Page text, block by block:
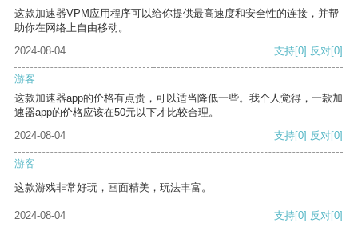
这款加速器VPM应用程序可以给你提供最高速度和安全性的连接，并帮
助你在网络上自由移动。
2024-08-04
支持[0] 反对[0]
游客
这款加速器app的价格有点贵，可以适当降低一些。我个人觉得，一款加
速器app的价格应该在50元以下才比较合理。
2024-08-04
支持[0] 反对[0]
游客
这款游戏非常好玩，画面精美，玩法丰富。
2024-08-04 支持[0] 反对[0]